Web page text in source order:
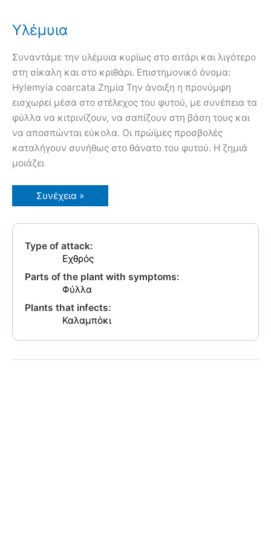
Υλέμυια
Συναντάμε την υλέμυια κυρίως στο σιτάρι και λιγότερο
στη σίκαλη και στο κριθάρι. Επιστημονικό όνομα:
Hylemyia coarcata Ζημία Την άνοιξη η προνύμφη
εισχωρεί μέσα στο στέλεχος του φυτού, με συνέπεια τα
φύλλα να κιτρινίζουν, να σαπίζουν στη βάση τους και
να αποσπώνται εύκολα. Οι πρώϊμες προσβολές
καταλήγουν συνήθως στο θάνατο του φυτού. Η ζημιά
μοιάζει
Υλέμυια
Συνέχεια »
Type of attack:
Εχθρός
Parts of the plant with symptoms:
Φύλλα
Plants that infects:
Καλαμπόκι